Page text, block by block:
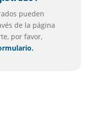
pueden
de la página
por favor,